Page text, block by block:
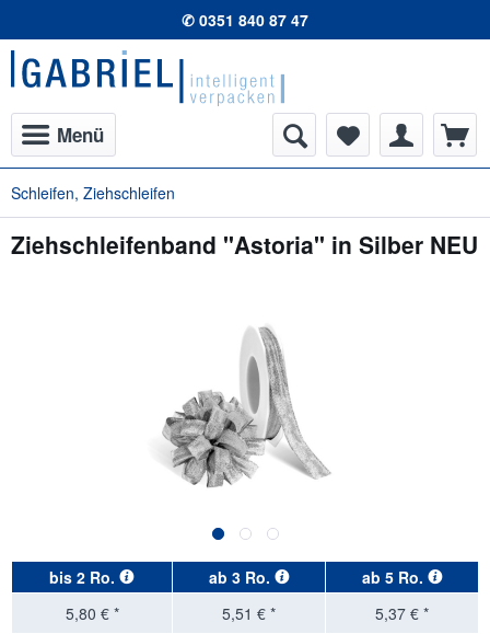
✆ 0351 840 87 47
Menü
Schleifen, Ziehschleifen
Ziehschleifenband "Astoria" in Silber NEU
bis 2 Ro. ab 3 Ro. ab 5 Ro.
5,80 € *
5,51 € * 5,37 € *